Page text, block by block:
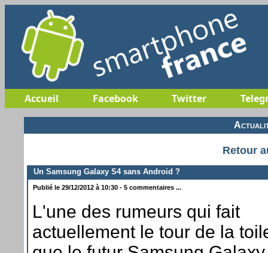
Accueil Facebook Twitter
Retour
Un Samsung Galaxy S4 sans Android ?
Publié le 29/12/2012 à 10:30 - 5 commentaires ...
L'une des rumeurs qui fait
actuellement le tour de la